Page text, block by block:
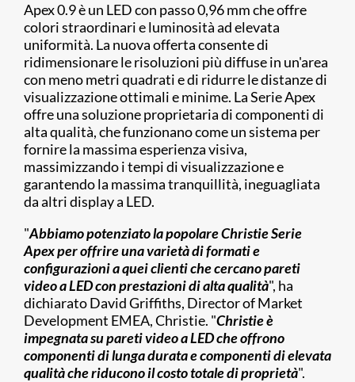
Apex 0.9 è un LED con passo 0,96 mm che offre
colori straordinari e luminosità ad elevata
uniformità. La nuova offerta consente di
ridimensionare le risoluzioni più diffuse in un'area
con meno metri quadrati e di ridurre le distanze di
visualizzazione ottimali e minime. La Serie Apex
offre una soluzione proprietaria di componenti di
alta qualità, che funzionano come un sistema per
fornire la massima esperienza visiva,
massimizzando i tempi di visualizzazione e
garantendo la massima tranquillità, ineguagliata
da altri display a LED.
"Abbiamo potenziato la popolare Christie Serie
Apex per offrire una varietà di formati e
configurazioni a quei clienti che cercano pareti
video a LED con prestazioni di alta qualità", ha
dichiarato David Griffiths, Director of Market
Development EMEA, Christie. "Christie è
impegnata su pareti video a LED che offrono
componenti di lunga durata e componenti di elevata
qualità che riducono il costo totale di proprietà".